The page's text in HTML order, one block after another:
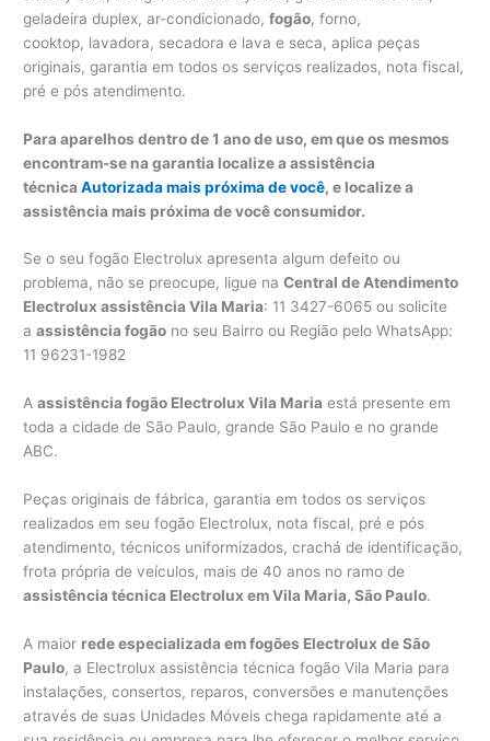
geladeira duplex, ar-condicionado,fogão, forno,
cooktop, lavadora, secadora e lava e seca, aplica peças
originais, garantia em todos os serviços realizados, nota fiscal,
pré e pós atendimento.
Para aparelhos dentro de 1 ano de uso, em que os mesmos
encontram-se na garantia localize a assistência
técnicaAutorizada mais próxima de você, e localize a
assistência mais próxima de você consumidor.
Se o seu fogão Electrolux apresenta algum defeito ou
problema, não se preocupe, ligue naCentral de Atendimento
Electrolux assistência Vila Maria: 11 3427-6065 ou solicite
aassistência fogão no seu Bairro ou Região pelo WhatsApp:
11 96231-1982
Aassistência fogão Electrolux Vila Maria está presente em
toda a cidade de São Paulo, grande São Paulo e no grande
ABC.
Peças originais de fábrica, garantia em todos os serviços
realizados em seu fogão Electrolux, nota fiscal, pré e pós
atendimento, técnicos uniformizados, crachá de identificação,
frota própria de veículos, mais de 40 anos no ramo de
assistência técnica Electrolux em Vila Maria, São Paulo.
A maior rede especializada em fogões Electrolux de São
Paulo, a Electrolux assistência técnica fogão Vila Maria para
instalações, consertos, reparos, conversões e manutenções
através de suas Unidades Móveis chega rapidamente até a